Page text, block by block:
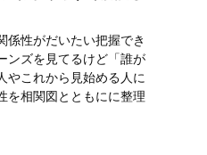
係性がだいたい把握でき
ンズを見てるけど「誰が
やこれから見始める人に
を相関図とともにに整理